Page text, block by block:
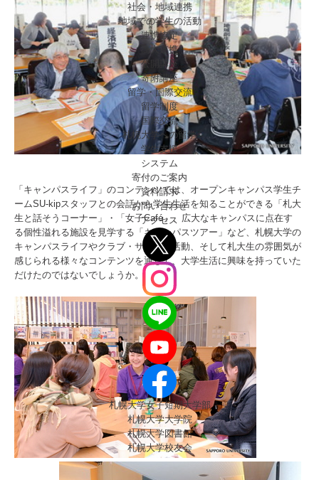
社会・地域連携
地域での学生の活動
連携協定
高大連携
公開講座
寄附講座
留学・国際交流
留学制度
国際交流
札幌大学への留学
学生支援
システム
寄付のご案内
資料請求
お問い合わせ
アクセス
札幌大学女子短期大学部
札幌大学大学院
札幌大学図書館
札幌大学校友会
「キャンパスライフ」のコンテンツでは、オープンキャンパス学生チ
ームSU-kipスタッフとの会話から学生生活を知ることができる「札大
生と話そうコーナー」・「女子Café」、広大なキャンパスに点在す
る個性溢れる施設を見学する「キャンパスツアー」など、札幌大学の
キャンパスライフやクラブ・サークル活動、そして札大生の雰囲気が
感じられる様々なコンテンツを通じて、大学生活に興味を持っていた
だけたのではないでしょうか。